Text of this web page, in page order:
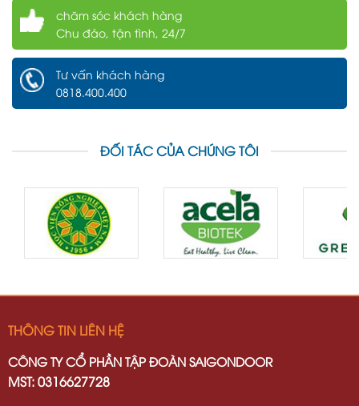
chăm sóc khách hàng
Chu đáo, tận tình, 24/7
Tư vấn khách hàng
0818.400.400
ĐỐI TÁC CỦA CHÚNG TÔI
THÔNG TIN LIÊN HỆ
CÔNG TY CỔ PHẦN TẬP ĐOÀN SAIGONDOOR
MST: 0316627728